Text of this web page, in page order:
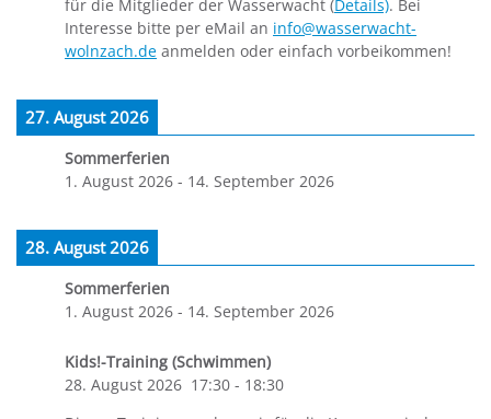
für die Mitglieder der Wasserwacht (Details). Bei
Interesse bitte per eMail an info@wasserwacht-
wolnzach.de anmelden oder einfach vorbeikommen!
27. August 2026
Sommerferien
1. August 2026 - 14. September 2026
28. August 2026
Sommerferien
1. August 2026 - 14. September 2026
Kids!-Training (Schwimmen)
28. August 2026 17:30 - 18:30